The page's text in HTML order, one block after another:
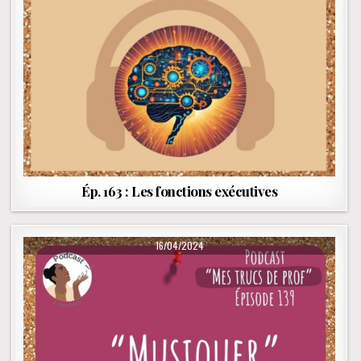
Ép. 163 : Les fonctions exécutives
PUBLISHED DATE:
16/04/2024